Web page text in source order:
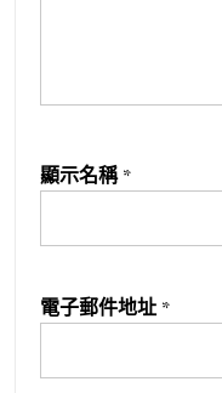
顯示名稱 *
電子郵件地址 *